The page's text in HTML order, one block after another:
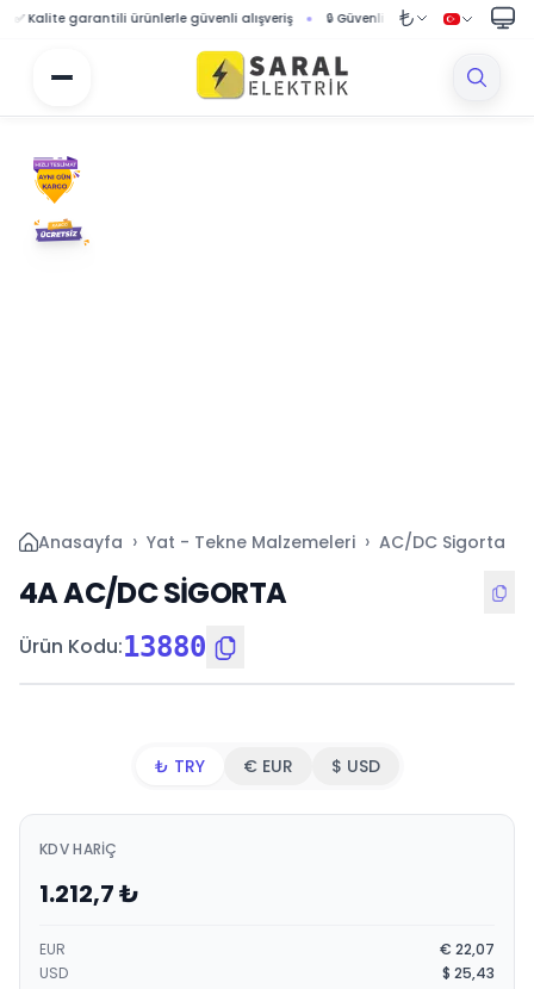
garantili ürünlerle güvenli alışveriş 🔒 Güvenli ödeme sistemi ile korumalı
Anasayfa › Yat - Tekne Malzemeleri › AC/DC Sigorta
4A AC/DC SİGORTA
Ürün Kodu:13880
₺ TRY € EUR $ USD
KDV HARIÇ
1.212,7₺
EUR € 22,07
USD
$ 25,43